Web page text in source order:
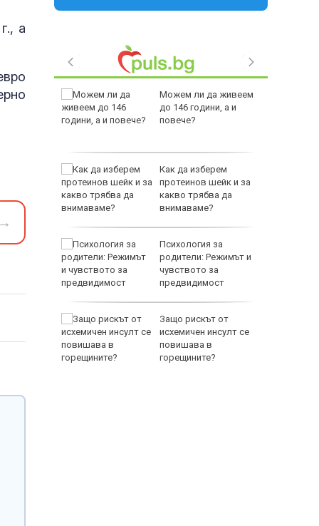
а
с
Можем ли да живеем
до 146 години, а и
повече?
Как да изберем
протеинов шейк и за
какво трябва да
внимаваме?
Психология за
родители: Режимът и
чувството за
предвидимост
Защо рискът от
исхемичен инсулт се
повишава в
горещините?